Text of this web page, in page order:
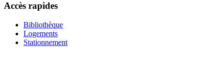
Accès rapides
Bibliothèque
Logements
Stationnement